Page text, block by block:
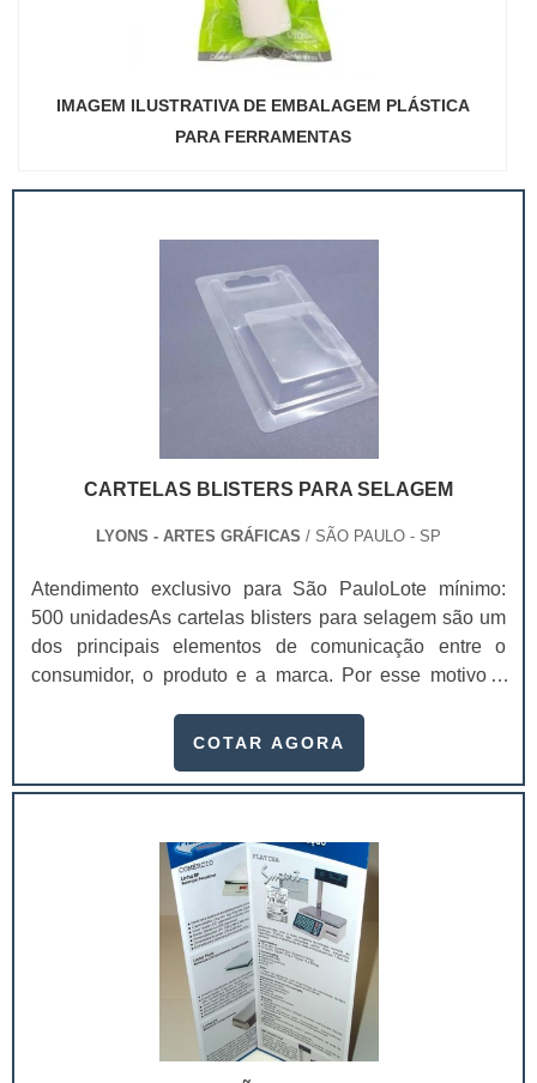
IMAGEM ILUSTRATIVA DE EMBALAGEM PLÁSTICA
PARA FERRAMENTAS
CARTELAS BLISTERS PARA SELAGEM
LYONS - ARTES GRÁFICAS / SÃO PAULO - SP
Atendimento exclusivo para São PauloLote mínimo:
500 unidadesAs cartelas blisters para selagem são um
dos principais elementos de comunicação entre o
consumidor, o produto e a marca. Por esse motivo é
muito bem o seu produto.Entre os principais atributos
cartelas blister para selagem
uso;Segurança e proteção ao produto.Ou seja, além de
proporcionar um alto designer para compor o produto,
as cartelas blister, ainda promovem diversas
funcionalidades, que se tornam essenciais para as
empresas que buscam entregar o melhor ao seu
cliente.Geralmente, as cartelas blisters para selagem
são utilizadas em produtos que requerem uma maior
sofisticação na embalagem, como:Produtos
infantis;Higiene pessoal;Cosméticos;Utilidades
COTAR AGORA